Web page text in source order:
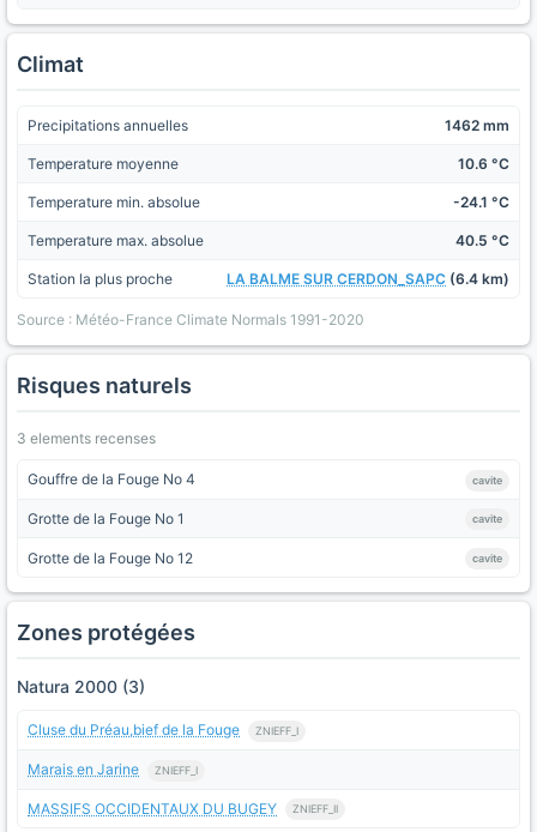
Climat
Precipitations annuelles 1462 mm
Temperature moyenne 10.6 °C
Temperature min. absolue -24.1 °C
Temperature max. absolue 40.5 °C
Station la plus proche LA BALME SUR CERDON_SAPC (6.4 km)
Source : Météo-France Climate Normals 1991-2020
Risques naturels
3 elements recenses
Gouffre de la Fouge No 4 cavite
Grotte de la Fouge No 1 cavite
Grotte de la Fouge No 12 cavite
Zones protégées
Natura 2000 (3)
Cluse du Préau,bief de la Fouge ZNIEFF_I
Marais en Jarine ZNIEFF_I
MASSIFS OCCIDENTAUX DU BUGEY ZNIEFF_II